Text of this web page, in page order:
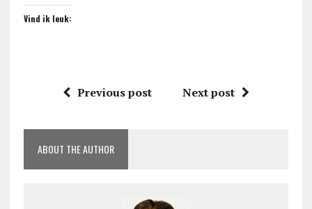
Vind ik leuk:
Previous post Next post
ABOUT THE AUTHOR